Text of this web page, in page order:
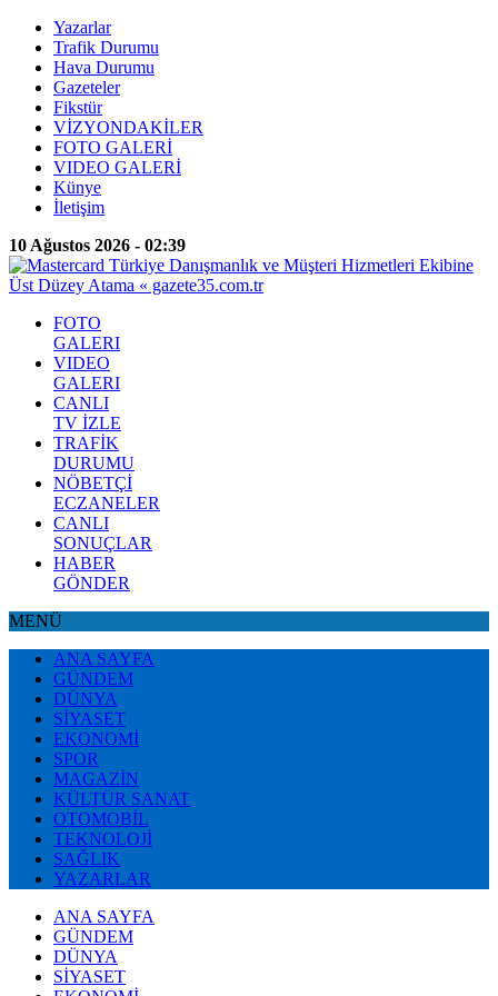
Yazarlar
Trafik Durumu
Hava Durumu
Gazeteler
Fikstür
VİZYONDAKİLER
FOTO GALERİ
VIDEO GALERİ
Künye
İletişim
10 Ağustos 2026 - 02:39
FOTO
GALERI
VIDEO
GALERI
CANLI
TV İZLE
TRAFİK
DURUMU
NÖBETÇİ
ECZANELER
CANLI
SONUÇLAR
HABER
GÖNDER
MENÜ
ANA SAYFA
GÜNDEM
DÜNYA
SİYASET
EKONOMİ
SPOR
MAGAZİN
KÜLTÜR SANAT
OTOMOBİL
TEKNOLOJİ
SAĞLIK
YAZARLAR
ANA SAYFA
GÜNDEM
DÜNYA
SİYASET